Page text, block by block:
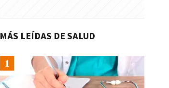
MÁS LEÍDAS DE SALUD